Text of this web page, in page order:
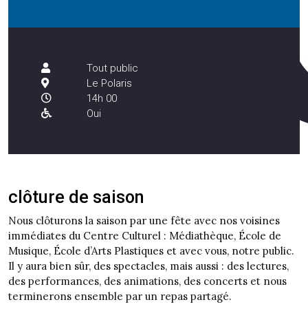
Tout public
Le Polaris
14h 00
Oui
clôture de saison
Nous clôturons la saison par une fête avec nos voisines
immédiates du Centre Culturel : Médiathèque, École de
Musique, École d’Arts Plastiques et avec vous, notre public.
Il y aura bien sûr, des spectacles, mais aussi : des lectures,
des performances, des animations, des concerts et nous
terminerons ensemble par un repas partagé.